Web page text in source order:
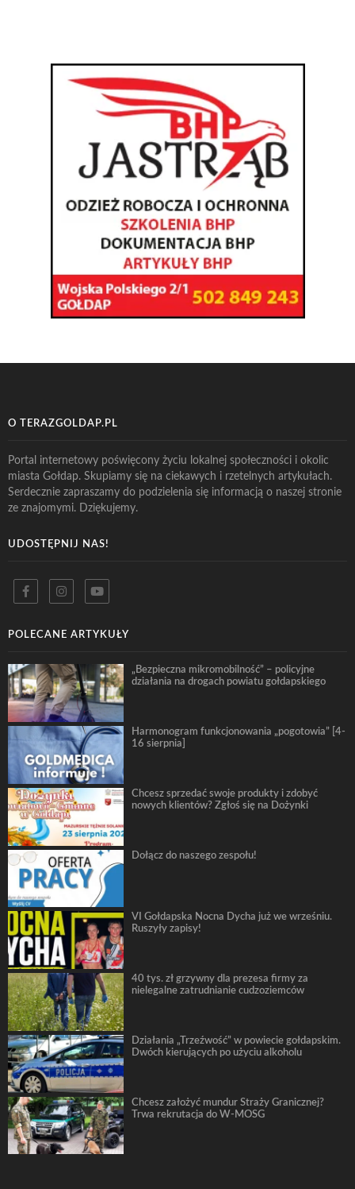
O TERAZGOLDAP.PL
Portal internetowy poświęcony życiu lokalnej społeczności i okolic
miasta Gołdap. Skupiamy się na ciekawych i rzetelnych artykułach.
Serdecznie zapraszamy do podzielenia się informacją o naszej stronie
ze znajomymi. Dziękujemy.
UDOSTĘPNIJ NAS!
POLECANE ARTYKUŁY
„Bezpieczna mikromobilność” – policyjne
działania na drogach powiatu gołdapskiego
Harmonogram funkcjonowania „pogotowia” [4-
16 sierpnia]
Chcesz sprzedać swoje produkty i zdobyć
nowych klientów? Zgłoś się na Dożynki
Dołącz do naszego zespołu!
VI Gołdapska Nocna Dycha już we wrześniu.
Ruszyły zapisy!
40 tys. zł grzywny dla prezesa firmy za
nielegalne zatrudnianie cudzoziemców
Działania „Trzeźwość” w powiecie gołdapskim.
Dwóch kierujących po użyciu alkoholu
Chcesz założyć mundur Straży Granicznej?
Trwa rekrutacja do W-MOSG